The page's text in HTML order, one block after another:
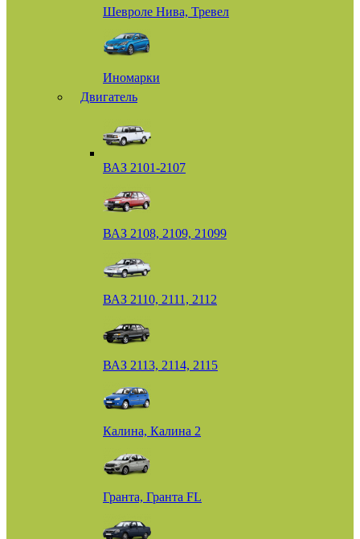
Шевроле Нива, Тревел
Иномарки
Двигатель
ВАЗ 2101-2107
ВАЗ 2108, 2109, 21099
ВАЗ 2110, 2111, 2112
ВАЗ 2113, 2114, 2115
Калина, Калина 2
Гранта, Гранта FL